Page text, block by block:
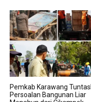
Pemkab Karawang
Persoalan Bangunan Liar